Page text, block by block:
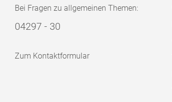
Bei Fragen zu allgemeinen Themen:
04297 - 30
Zum Kontaktformular